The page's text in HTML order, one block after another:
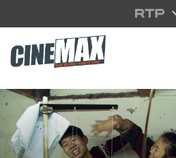
Saltar para o conteúdo principal